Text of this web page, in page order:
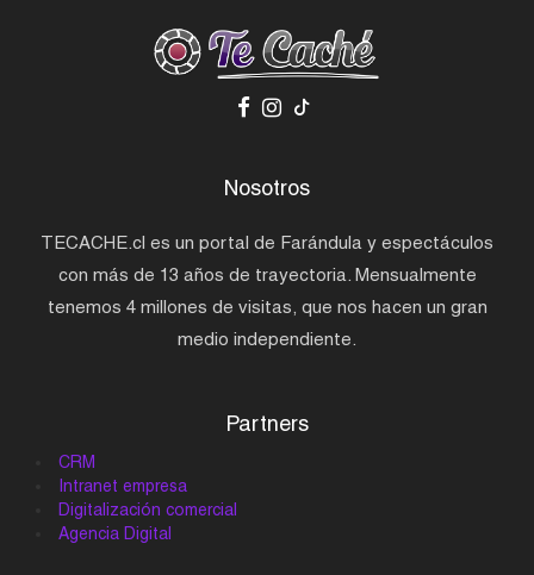
Nosotros
TECACHE.cl es un portal de Farándula y espectáculos
con más de 13 años de trayectoria. Mensualmente
tenemos 4 millones de visitas, que nos hacen un gran
medio independiente.
Partners
CRM
Intranet empresa
Digitalización comercial
Agencia Digital